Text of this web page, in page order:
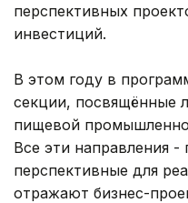
перспективных
инвестиций.
В этом году в
секции, посвящённые
пищевой
Все эти направления
перспективные для
отражают бизнес-